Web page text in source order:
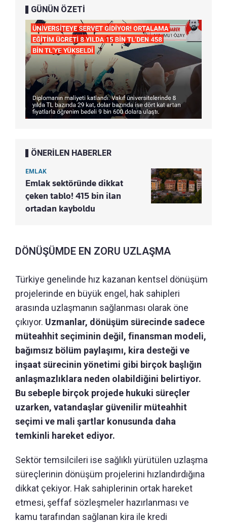
GÜNÜN ÖZETİ
ÖNERİLEN HABERLER
EMLAK
Emlak sektöründe dikkat
çeken tablo! 415 bin ilan
ortadan kayboldu
DÖNÜŞÜMDE EN ZORU UZLAŞMA
Türkiye genelinde hız kazanan kentsel dönüşüm
projelerinde en büyük engel, hak sahipleri
arasında uzlaşmanın sağlanması olarak öne
çıkıyor. Uzmanlar, dönüşüm sürecinde sadece
müteahhit seçiminin değil, finansman modeli,
bağımsız bölüm paylaşımı, kira desteği ve
inşaat sürecinin yönetimi gibi birçok başlığın
anlaşmazlıklara neden olabildiğini belirtiyor.
Bu sebeple birçok projede hukuki süreçler
uzarken, vatandaşlar güvenilir müteahhit
seçimi ve mali şartlar konusunda daha
temkinli hareket ediyor.
Sektör temsilcileri ise sağlıklı yürütülen uzlaşma
süreçlerinin dönüşüm projelerini hızlandırdığına
dikkat çekiyor. Hak sahiplerinin ortak hareket
etmesi, şeffaf sözleşmeler hazırlanması ve
kamu tarafından sağlanan kira ile kredi